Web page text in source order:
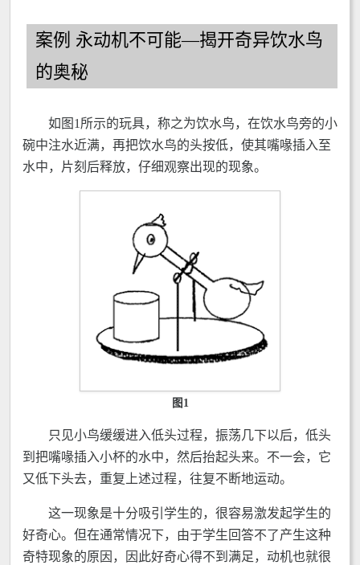
案例 永动机不可能—揭开奇异饮水鸟
的奥秘
如图1所示的玩具，称之为饮水鸟，在饮水鸟旁的小
碗中注水近满，再把饮水鸟的头按低，使其嘴喙插入至
水中，片刻后释放，仔细观察出现的现象。
图1
只见小鸟缓缓进入低头过程，振荡几下以后，低头
到把嘴喙插入小杯的水中，然后抬起头来。不一会，它
又低下头去，重复上述过程，往复不断地运动。
这一现象是十分吸引学生的，很容易激发起学生的
好奇心。但在通常情况下，由于学生回答不了产生这种
奇特现象的原因，因此好奇心得不到满足，动机也就很